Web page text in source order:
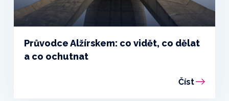
Průvodce Alžírskem: co vidět, co dělat
a co ochutnat
Číst